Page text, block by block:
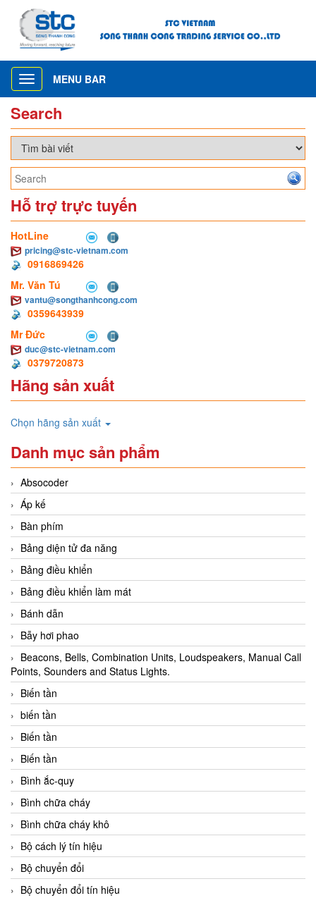
Toggle
navigation
MENU BAR
Search
Hỗ trợ trực tuyến
HotLine
pricing@stc-vietnam.com
0916869426
Mr. Văn Tú
vantu@songthanhcong.com
0359643939
Mr Đức
duc@stc-vietnam.com
0379720873
Hãng sản xuất
Chọn hãng sản xuất
Danh mục sản phẩm
Absocoder
Áp kế
Bàn phím
Bảng diện tử đa năng
Bảng điều khiển
Bảng điều khiển làm mát
Bánh dẫn
Bẫy hơi phao
Beacons, Bells, Combination Units, Loudspeakers, Manual Call
Points, Sounders and Status Lights.
Biến tần
biến tần
Biến tần
Biến tần
Bình ắc-quy
Bình chữa cháy
Bình chữa cháy khô
Bộ cách lý tín hiệu
Bộ chuyển đổi
Bộ chuyển đổi tín hiệu